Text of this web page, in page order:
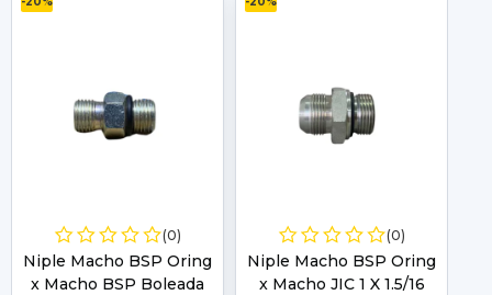
(0)
Niple Macho BSP Oring
x Macho BSP Boleada
(0)
Niple Macho BSP Oring
x Macho JIC 1 X 1.5/16